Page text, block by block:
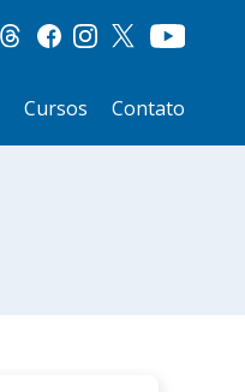
Cursos Contato